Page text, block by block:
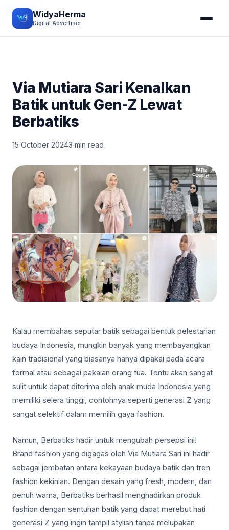
WidyaHerma
Digital Advertiser
STORY
Via Mutiara Sari Kenalkan
Batik untuk Gen-Z Lewat
Berbatiks
15 October 20243 min read
Kalau membahas seputar batik sebagai bentuk pelestarian
budaya Indonesia, mungkin banyak yang membayangkan
kain tradisional yang biasanya hanya dipakai pada acara
formal atau sebagai pakaian orang tua. Tentu akan sangat
sulit untuk dapat diterima oleh anak muda Indonesia yang
memiliki selera tinggi, contohnya seperti generasi Z yang
sangat selektif dalam memilih gaya fashion.
Namun, Berbatiks hadir untuk mengubah persepsi ini!
Brand fashion yang digagas oleh Via Mutiara Sari ini hadir
sebagai jembatan antara kekayaan budaya batik dan tren
fashion kekinian. Dengan desain yang fresh, modern, dan
penuh warna, Berbatiks berhasil menghadirkan produk
fashion dengan sentuhan batik yang dapat merebut hati
generasi Z yang ingin tampil stylish tanpa melupakan